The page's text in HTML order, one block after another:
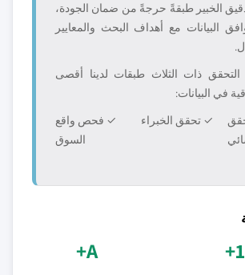
الخبير طبقةً حرجةً من ضمان الجودة،
البيانات مع أهداف البحث والمعايير
ذات الثلاث طبقات لدينا أقصى
في البيانات:
✓ تحقق الخبراء
✓ فحص واقع
السوق
A+